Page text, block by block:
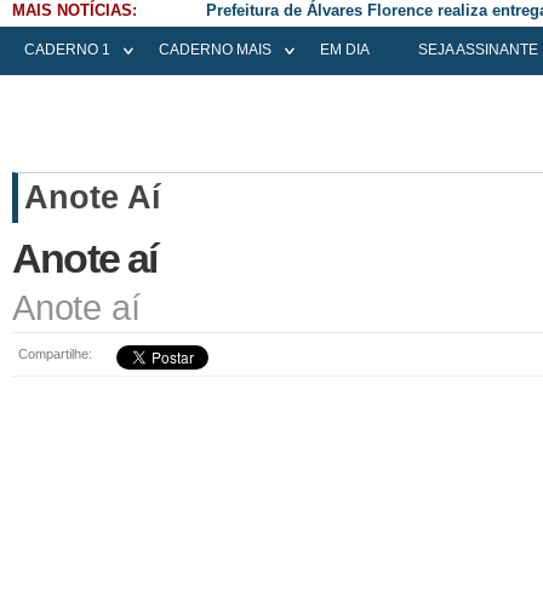
MAIS NOTÍCIAS: Prefeitura de Álvares Florence realiza
CADERNO 1 CADERNO MAIS EM DIA SEJA ASSINANTE
Anote Aí
Anote aí
Anote aí
Compartilhe: